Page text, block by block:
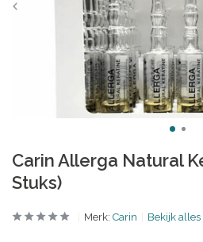
Carin Allerga Natural
Stuks)
Merk: Carin Bekijk